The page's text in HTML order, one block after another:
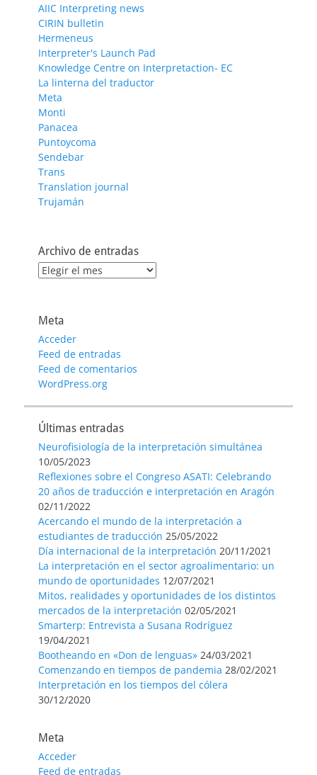
AIIC Interpreting news
CIRIN bulletin
Hermeneus
Interpreter's Launch Pad
Knowledge Centre on Interpretaction- EC
La linterna del traductor
Meta
Monti
Panacea
Puntoycoma
Sendebar
Trans
Translation journal
Trujamán
Archivo de entradas
Archivo
Meta
Acceder
Feed de entradas
Feed de comentarios
WordPress.org
Últimas entradas
Neurofisiología de la interpretación simultánea
10/05/2023
Reflexiones sobre el Congreso ASATI: Celebrando
20 años de traducción e interpretación en Aragón
02/11/2022
Acercando el mundo de la interpretación a
estudiantes de traducción 25/05/2022
Día internacional de la interpretación 20/11/2021
La interpretación en el sector agroalimentario: un
mundo de oportunidades 12/07/2021
Mitos, realidades y oportunidades de los distintos
mercados de la interpretación 02/05/2021
Smarterp: Entrevista a Susana Rodríguez
19/04/2021
Bootheando en «Don de lenguas» 24/03/2021
Comenzando en tiempos de pandemia 28/02/2021
Interpretación en los tiempos del cólera
30/12/2020
Meta
Acceder
Feed de entradas